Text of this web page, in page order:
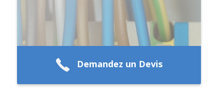
Demandez un Devis